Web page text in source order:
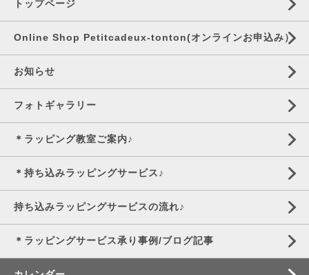
トップページ
Online Shop Petitcadeux-tonton(オンラインお申込み）
お知らせ
フォトギャラリー
＊ラッピング教室ご案内♪
＊持ち込みラッピングサービス♪
持ち込みラッピングサービスの流れ♪
＊ラッピングサービス承り事例/ブログ記事